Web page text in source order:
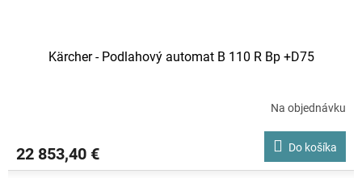
Kärcher - Podlahový automat B 110 R Bp +D75
Na objednávku
22 853,40 € Do košíka